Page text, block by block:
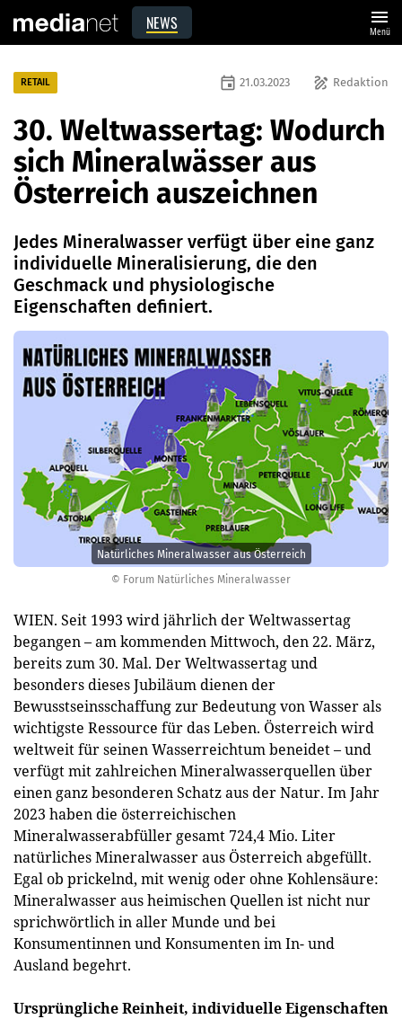
NEWS menu
Menü
© Forum Natürliches Mineralwasser
Natürliches Mineralwasser aus Österreich
RETAIL draw Redaktion
event 21.03.2023
30. Weltwassertag: Wodurch
sich Mineralwässer aus
Österreich auszeichnen
Jedes Mineralwasser verfügt über eine ganz
individuelle Mineralisierung, die den
Geschmack und physiologische
Eigenschaften definiert.
WIEN. Seit 1993 wird jährlich der Weltwassertag
begangen – am kommenden Mittwoch, den 22. März,
bereits zum 30. Mal. Der Weltwassertag und
besonders dieses Jubiläum dienen der
Bewusstseinsschaffung zur Bedeutung von Wasser als
wichtigste Ressource für das Leben. Österreich wird
weltweit für seinen Wasserreichtum beneidet – und
verfügt mit zahlreichen Mineralwasserquellen über
einen ganz besonderen Schatz aus der Natur. Im Jahr
2023 haben die österreichischen
Mineralwasserabfüller gesamt 724,4 Mio. Liter
natürliches Mineralwasser aus Österreich abgefüllt.
Egal ob prickelnd, mit wenig oder ohne Kohlensäure:
Mineralwasser aus heimischen Quellen ist nicht nur
sprichwörtlich in aller Munde und bei
Konsumentinnen und Konsumenten im In- und
Ausland begehrt.
Ursprüngliche Reinheit, individuelle Eigenschaften